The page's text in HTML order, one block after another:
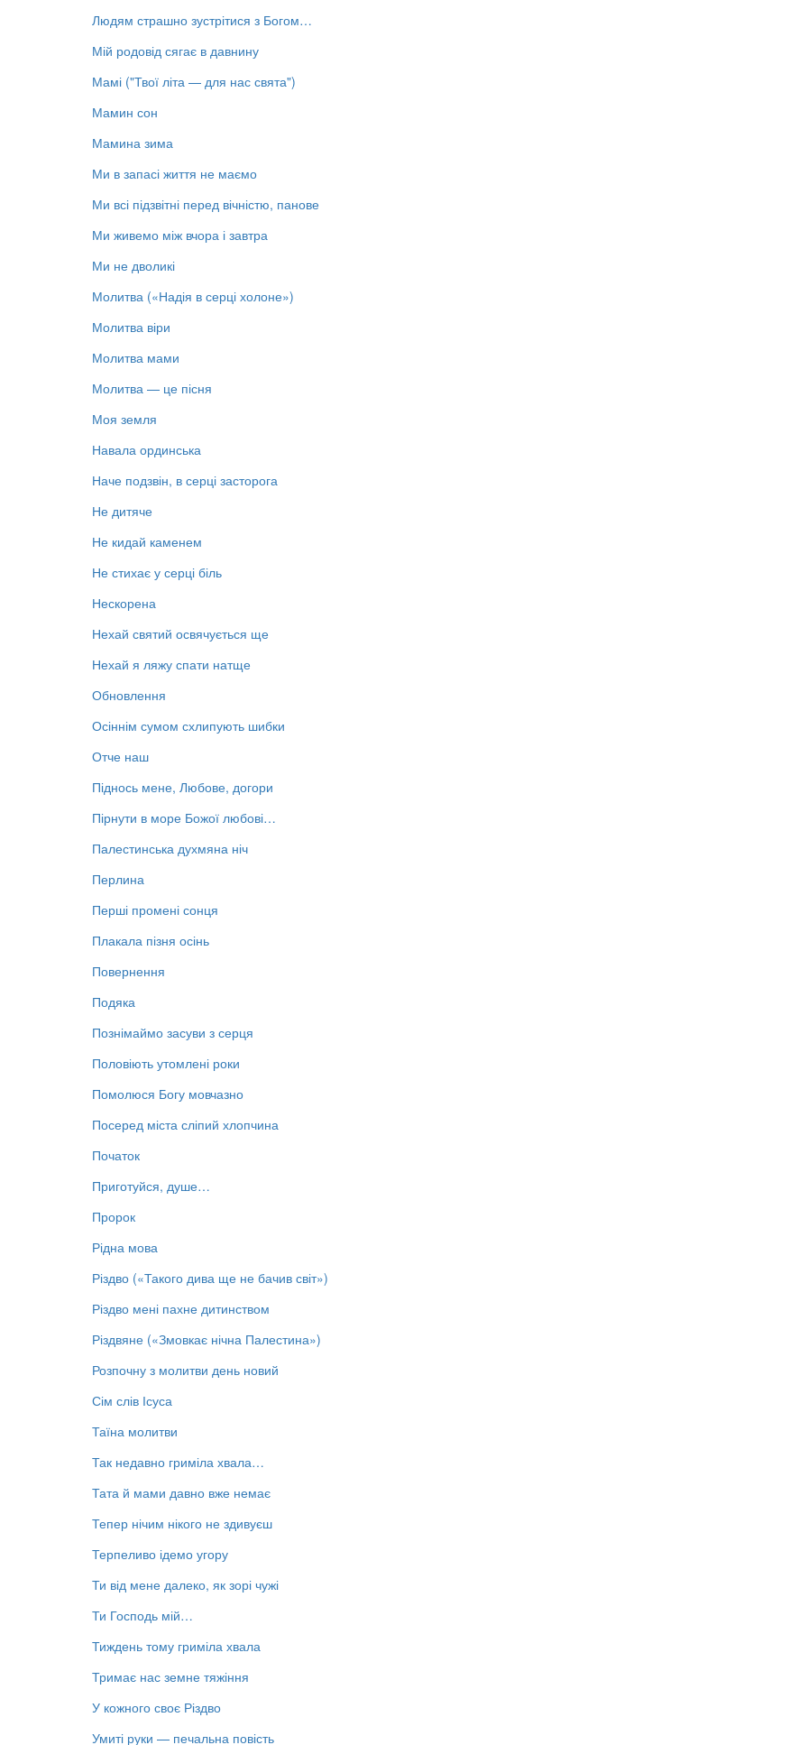
Людям страшно зустрітися з Богом…
Мій родовід сягає в давнину
Мамі ("Твої літа — для нас свята")
Мамин сон
Мамина зима
Ми в запасі життя не маємо
Ми всі підзвітні перед вічністю, панове
Ми живемо між вчора і завтра
Ми не дволикі
Молитва («Надія в серці холоне»)
Молитва віри
Молитва мами
Молитва — це пісня
Моя земля
Навала ординська
Наче подзвін, в серці засторога
Не дитяче
Не кидай каменем
Не стихає у серці біль
Нескорена
Нехай святий освячується ще
Нехай я ляжу спати натще
Обновлення
Осіннім сумом схлипують шибки
Отче наш
Піднось мене, Любове, догори
Пірнути в море Божої любові…
Палестинська духмяна ніч
Перлина
Перші промені сонця
Плакала пізня осінь
Повернення
Подяка
Познімаймо засуви з серця
Половіють утомлені роки
Помолюся Богу мовчазно
Посеред міста сліпий хлопчина
Початок
Приготуйся, душе…
Пророк
Рідна мова
Різдво («Такого дива ще не бачив світ»)
Різдво мені пахне дитинством
Різдвяне («Змовкає нічна Палестина»)
Розпочну з молитви день новий
Сім слів Ісуса
Таїна молитви
Так недавно гриміла хвала…
Тата й мами давно вже немає
Тепер нічим нікого не здивуєш
Терпеливо ідемо угору
Ти від мене далеко, як зорі чужі
Ти Господь мій…
Тиждень тому гриміла хвала
Тримає нас земне тяжіння
У кожного своє Різдво
Умиті руки — печальна повість